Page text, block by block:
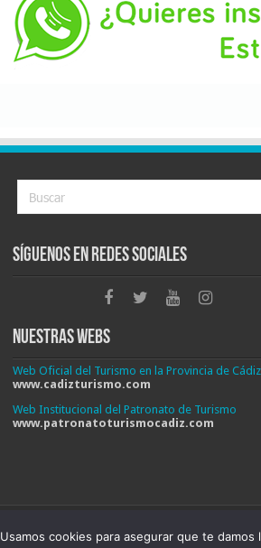
Síguenos en Redes Sociales
Nuestras Webs
Web Oficial del Turismo en la Provincia de Cádiz
www.cadizturismo.com
Web Institucional del Patronato de Turismo
www.patronatoturismocadiz.com
Patronato Provincial de Turismo de Cádiz ©
Usamos cookies para asegurar que te